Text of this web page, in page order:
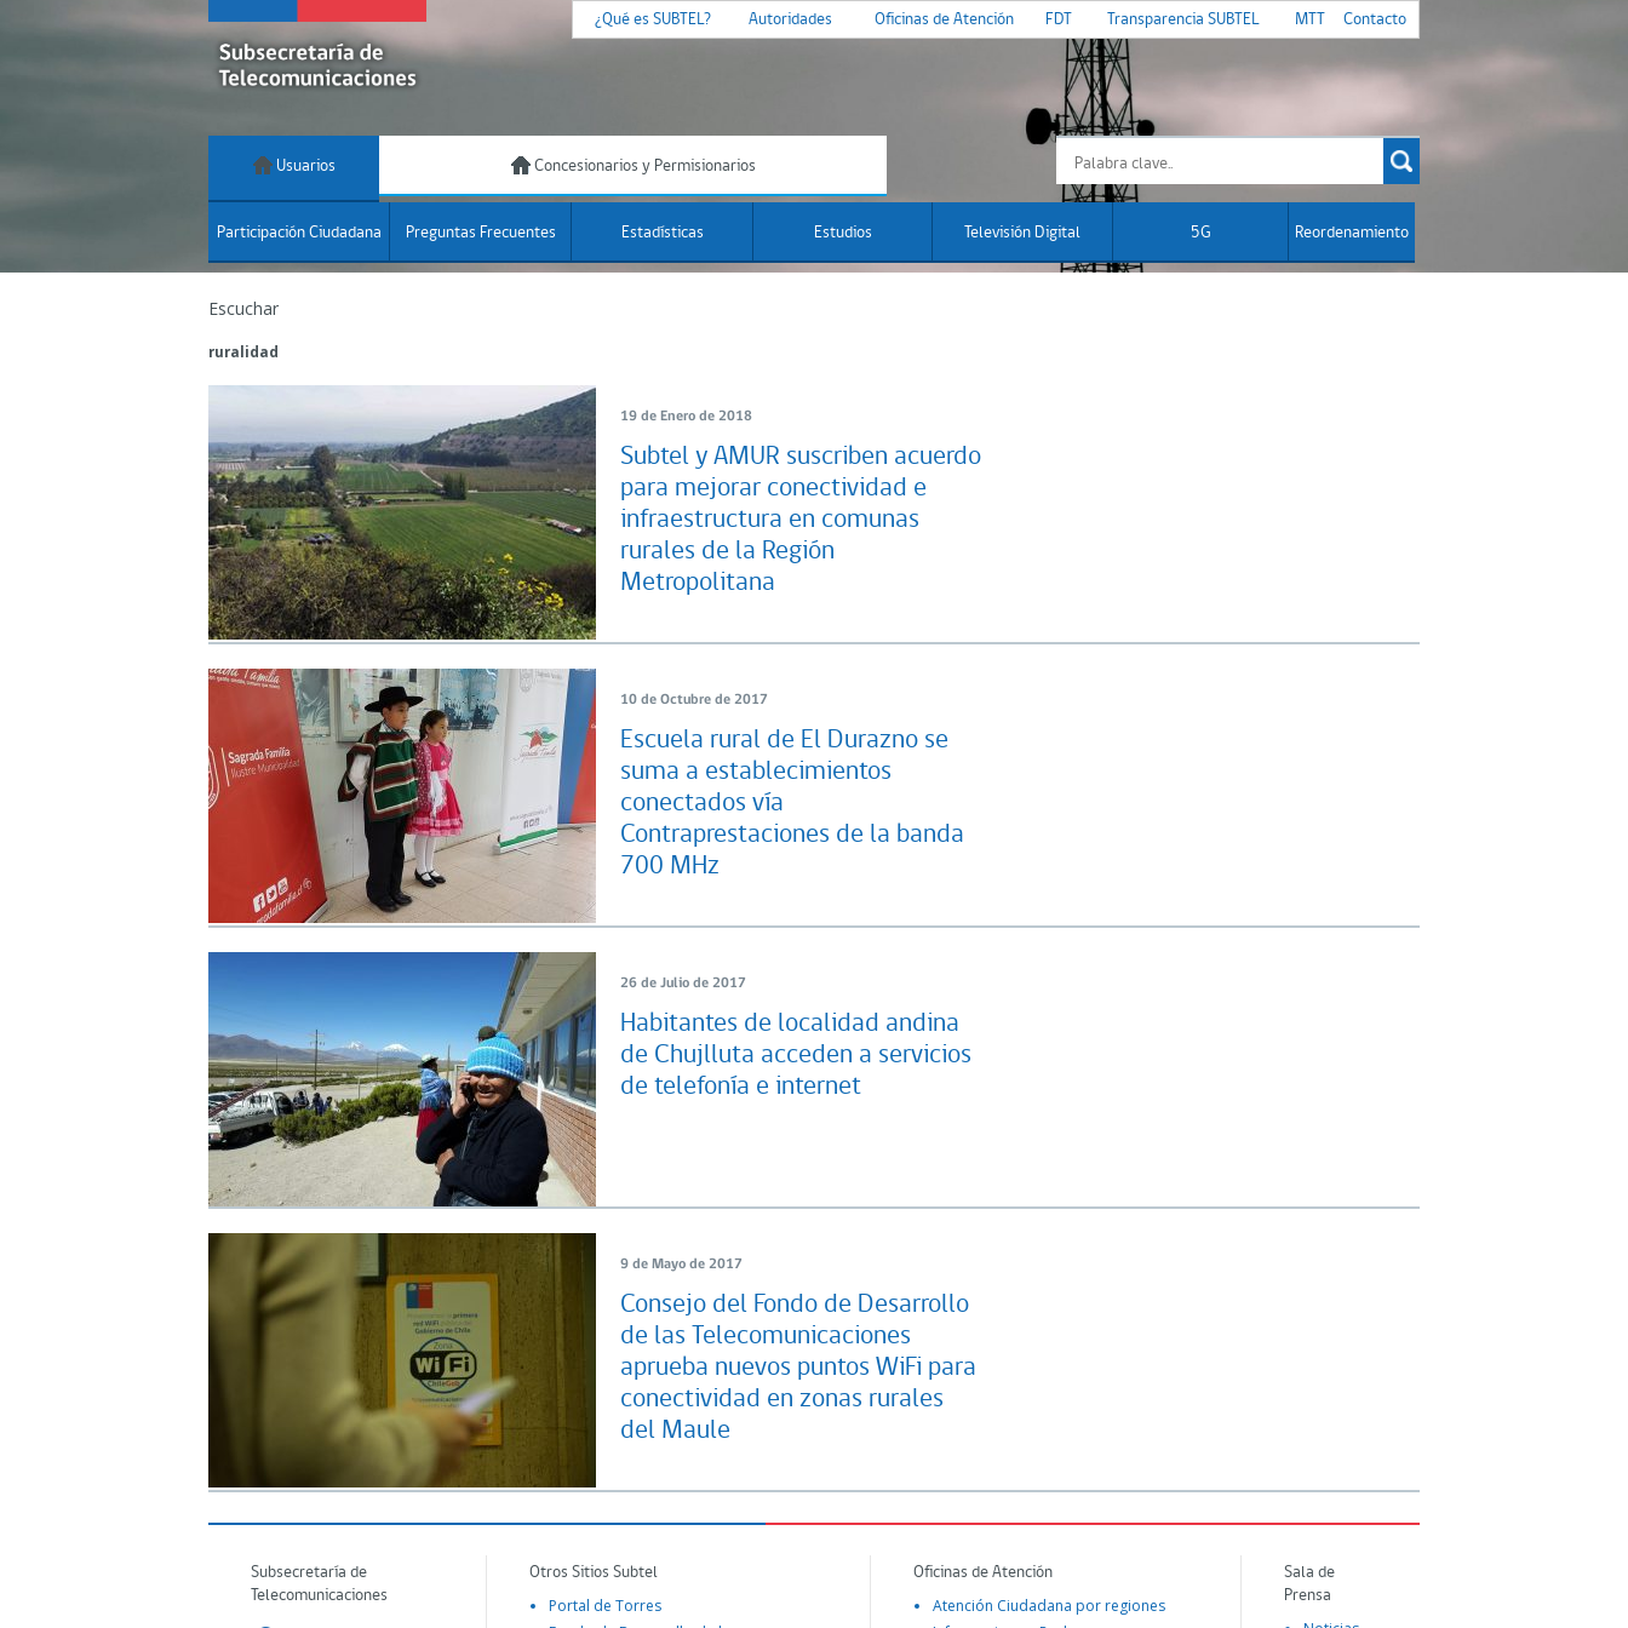
¿Qué es SUBTEL? Autoridades Oficinas de Atención FDT Transparencia SUBTEL MTT Contacto
Usuarios Concesionarios y Permisionarios
Participación Ciudadana Preguntas Frecuentes Estadísticas Estudios Televisión Digital 5G Reordenamiento
Escuchar
ruralidad
19 de Enero de 2018
Subtel y AMUR suscriben acuerdo
para mejorar conectividad e
infraestructura en comunas
rurales de la Región
Metropolitana
10 de Octubre de 2017
Escuela rural de El Durazno se
suma a establecimientos
conectados vía
Contraprestaciones de la banda
700 MHz
26 de Julio de 2017
Habitantes de localidad andina
de Chujlluta acceden a servicios
de telefonía e internet
9 de Mayo de 2017
Consejo del Fondo de Desarrollo
de las Telecomunicaciones
aprueba nuevos puntos WiFi para
conectividad en zonas rurales
del Maule
Subsecretaría de
Telecomunicaciones
Otros Sitios Subtel
Portal de Torres
Oficinas de Atención
Atención Ciudadana por regiones
Sala de
Prensa